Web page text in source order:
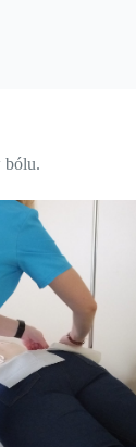
bólu.